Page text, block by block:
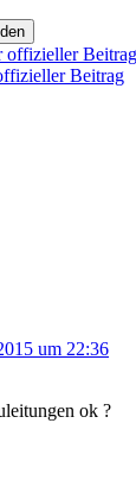
offizieller Beitrag
Beitrag
um 22:36
ok ?